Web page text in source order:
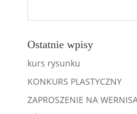
Ostatnie wpisy
kurs rysunku
KONKURS PLASTYCZNY
ZAPROSZENIE NA